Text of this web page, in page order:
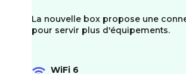
La nouvelle box propose une
pour servir plus d'équipements.
WiFi 6